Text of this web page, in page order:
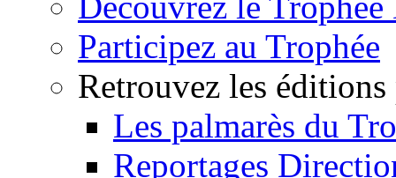
Participez au Trophée
Retrouvez les éditions
Les palmarès du
Reportages